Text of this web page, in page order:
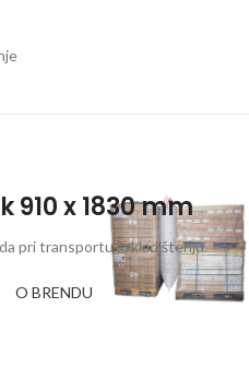
x 1830 mm
pri transportu i skladištenju.
O BRENDU